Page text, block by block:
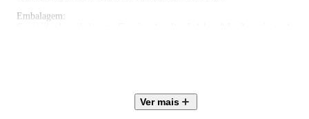
Embalagem:
Certificado Inmetro: REGISTRO 007649/2020 BRI-1
Produtos de decoração não inclusos. Imagens meramente ilustrativas.
Ver mais